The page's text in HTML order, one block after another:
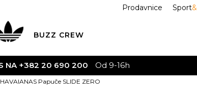
Prodavnice Sport&
BUZZ CREW
HAVAIANAS Papuče SLIDE ZERO